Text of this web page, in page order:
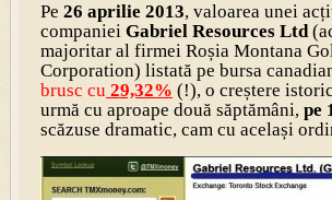
Pe 26 aprilie 2013, valoarea unei
companiei Gabriel Resources Ltd
majoritar al firmei Roșia Montana
Corporation) listată pe bursa
brusc cu 29,32% (!), o creștere
urmă cu aproape două săptămâni, pe
scăzuse dramatic, cam cu același